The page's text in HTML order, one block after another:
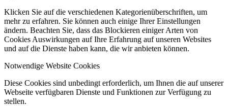
Klicken Sie auf die verschiedenen Kategorienüberschriften, um
mehr zu erfahren. Sie können auch einige Ihrer Einstellungen
ändern. Beachten Sie, dass das Blockieren einiger Arten von
Cookies Auswirkungen auf Ihre Erfahrung auf unseren Websites
und auf die Dienste haben kann, die wir anbieten können.
Notwendige Website Cookies
Diese Cookies sind unbedingt erforderlich, um Ihnen die auf unserer
Webseite verfügbaren Dienste und Funktionen zur Verfügung zu
stellen.